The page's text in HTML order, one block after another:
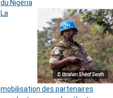
du Nigéria
© Ibrahim Shérif Senth
La
mobilisation des partenaires